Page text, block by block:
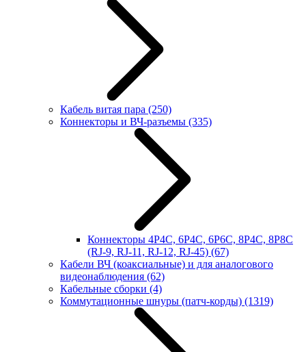
Кабель витая пара (250)
Коннекторы и ВЧ-разъемы (335)
Коннекторы 4P4C, 6P4C, 6P6C, 8P4C, 8P8C
(RJ-9, RJ-11, RJ-12, RJ-45) (67)
Кабели ВЧ (коаксиальные) и для аналогового
видеонаблюдения (62)
Кабельные сборки (4)
Коммутационные шнуры (патч-корды) (1319)